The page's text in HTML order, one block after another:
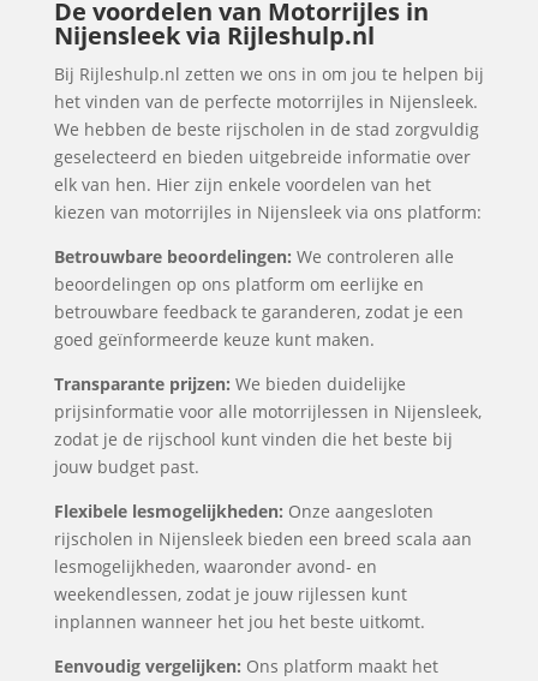
De voordelen van Motorrijles in
Nijensleek via Rijleshulp.nl
Bij Rijleshulp.nl zetten we ons in om jou te helpen bij
het vinden van de perfecte motorrijles in Nijensleek.
We hebben de beste rijscholen in de stad zorgvuldig
geselecteerd en bieden uitgebreide informatie over
elk van hen. Hier zijn enkele voordelen van het
kiezen van motorrijles in Nijensleek via ons platform:
Betrouwbare beoordelingen: We controleren alle
beoordelingen op ons platform om eerlijke en
betrouwbare feedback te garanderen, zodat je een
goed geïnformeerde keuze kunt maken.
Transparante prijzen: We bieden duidelijke
prijsinformatie voor alle motorrijlessen in Nijensleek,
zodat je de rijschool kunt vinden die het beste bij
jouw budget past.
Flexibele lesmogelijkheden: Onze aangesloten
rijscholen in Nijensleek bieden een breed scala aan
lesmogelijkheden, waaronder avond- en
weekendlessen, zodat je jouw rijlessen kunt
inplannen wanneer het jou het beste uitkomt.
Eenvoudig vergelijken: Ons platform maakt het